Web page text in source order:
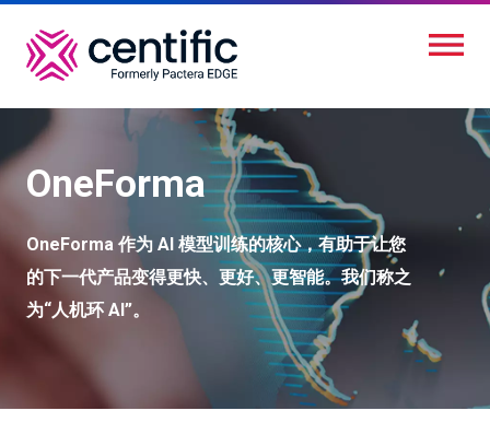
主
内
OneForma
OneForma 作为 AI 模型训练的核心，有助于让您
的下一代产品变得更快、更好、更智能。我们称之
为“人机环 AI”。